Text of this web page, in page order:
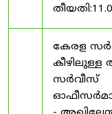
കേരള
കീഴിലുള്ള
സർവീസ്